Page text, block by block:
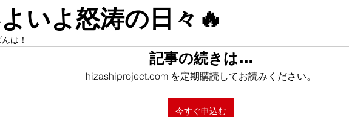
いよ怒涛の日々🔥
は！
記事の続きは…
hizashiproject.com を定期購読してお読みください。
今すぐ申込む